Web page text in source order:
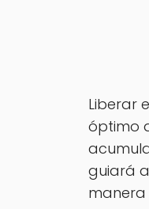
Liberar
óptimo
guiará
manera